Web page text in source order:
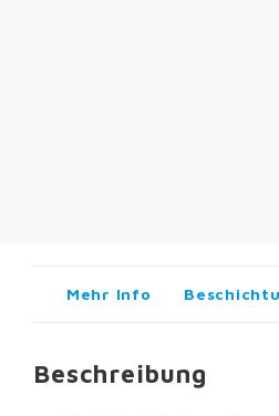
Mehr Info
Beschreibung